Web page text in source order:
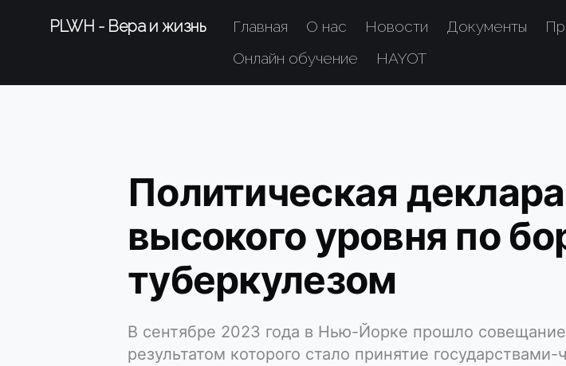
PLWH - Вера и жизнь Главная О нас Новости Документы
Онлайн обучение
HAYOT
Политическая
высокого уровня по
туберкулезом
В сентябре 2023 года в Нью-Йорке прошло
результатом которого стало принятие